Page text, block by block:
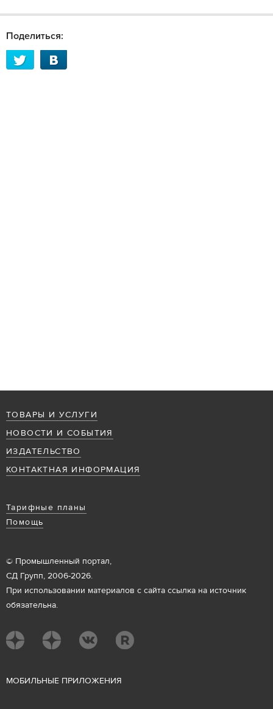
Поделиться:
ТОВАРЫ И УСЛУГИ
НОВОСТИ И СОБЫТИЯ
ИЗДАТЕЛЬСТВО
КОНТАКТНАЯ ИНФОРМАЦИЯ
Тарифные планы
Помощь
© Промышленный портал,
СД Групп, 2006-2026.
При использовании материалов с сайта ссылка на источник
обязательна.
МОБИЛЬНЫЕ ПРИЛОЖЕНИЯ